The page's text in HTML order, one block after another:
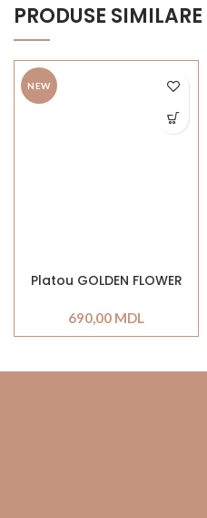
PRODUSE SIMILARE
NEW
Platou GOLDEN FLOWER
690,00 MDL